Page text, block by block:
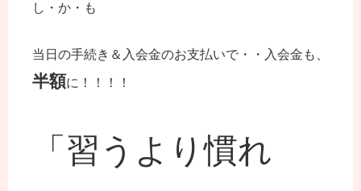
し・か・も
当日の手続き＆入会金のお支払いで・・入会金も、
半額に！！！！
「習うより慣れ